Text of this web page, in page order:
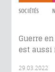
SOCIÉTÉS
Guerre
est aussi
29.03.2022